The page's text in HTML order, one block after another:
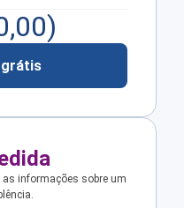
)
informações sobre um